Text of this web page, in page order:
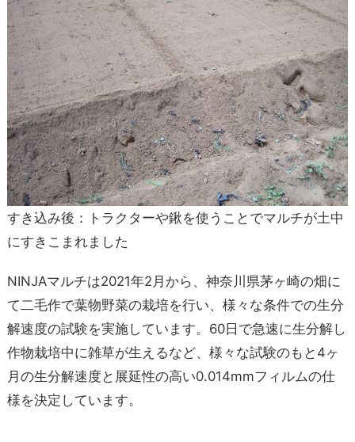
すき込み後：トラクターや鍬を使うことでマルチが土中
にすきこまれました
NINJAマルチは2021年2月から、神奈川県茅ヶ崎の畑に
て二毛作で葉物野菜の栽培を行い、様々な条件での生分
解速度の試験を実施しています。60日で急速に生分解し
作物栽培中に雑草が生えるなど、様々な試験のもと4ヶ
月の生分解速度と展延性の高い0.014mmフィルムの仕
様を決定しています。